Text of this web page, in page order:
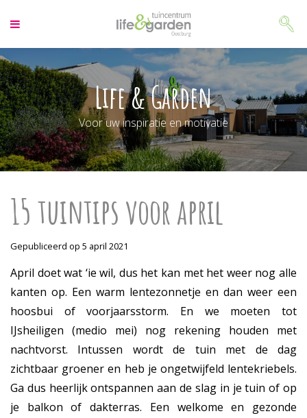
a
a
r
c
o
n
t
e
n
Life & Garden
Voor uw inspiratie en motivatie
15 tuintips voor april
Gepubliceerd op 5 april 2021
April doet wat ‘ie wil, dus het kan met het weer nog alle
kanten op. Een warm lentezonnetje en dan weer een
hoosbui of voorjaarsstorm. En we moeten tot
IJsheiligen (medio mei) nog rekening houden met
nachtvorst. Intussen wordt de tuin met de dag
zichtbaar groener en heb je ongetwijfeld lentekriebels.
Ga dus heerlijk ontspannen aan de slag in je tuin of op
je balkon of dakterras. Een welkome en gezonde